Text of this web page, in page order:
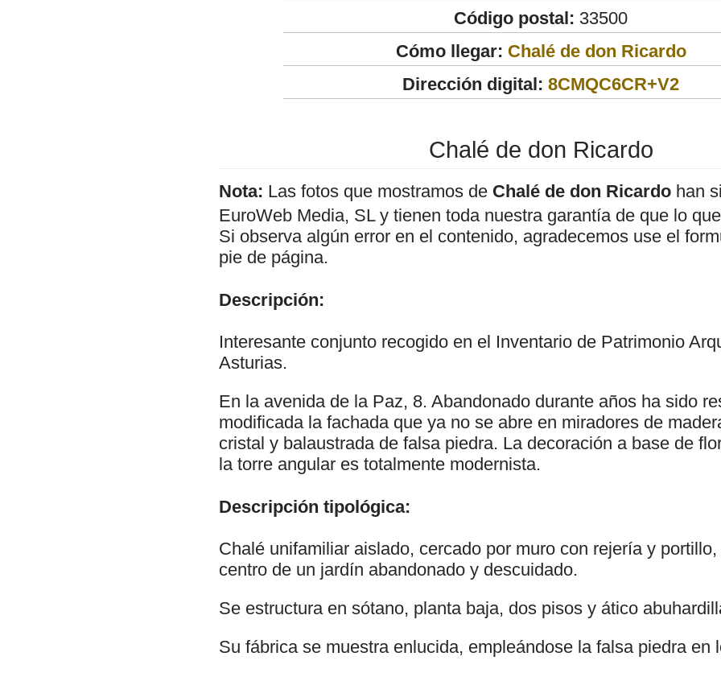
Código postal: 33500
Cómo llegar: Chalé de don Ricardo
Dirección digital: 8CMQC6CR+V2
Chalé de don Ricardo
Nota: Las fotos que mostramos de Chalé de don Ricardo han
EuroWeb Media, SL y tienen toda nuestra garantía de que lo
Si observa algún error en el contenido, agradecemos use el
pie de página.
Descripción:
Interesante conjunto recogido en el Inventario de Patrimonio
Asturias.
En la avenida de la Paz, 8. Abandonado durante años ha sido
modificada la fachada que ya no se abre en miradores de
cristal y balaustrada de falsa piedra. La decoración a base de
la torre angular es totalmente modernista.
Descripción tipológica:
Chalé unifamiliar aislado, cercado por muro con rejería y
centro de un jardín abandonado y descuidado.
Se estructura en sótano, planta baja, dos pisos y ático
Su fábrica se muestra enlucida, empleándose la falsa piedra en